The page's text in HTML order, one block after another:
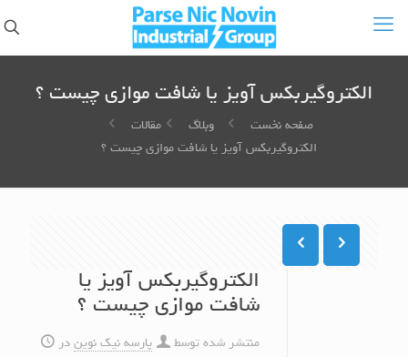
الکتروگیربکس آویز یا شافت موازی چیست ؟
صفحه نخست وبلاگ
مقالات
الکتروگیربکس آویز یا شافت موازی چیست ؟
الکتروگیربکس آویز یا
شافت موازی چیست ؟
منتشر شده توسط پارسه نیک نوین در